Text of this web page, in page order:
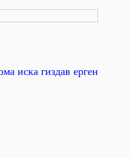
иска гиздав ерген